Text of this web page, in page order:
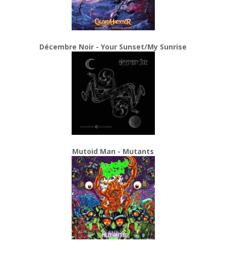
Décembre Noir - Your Sunset/My Sunrise
Mutoid Man - Mutants